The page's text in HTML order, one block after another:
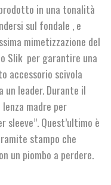
in una tonalità
sul fondale , e
mimetizzazione del
Slik per garantire una
accessorio scivola
un leader. Durante il
madre per
Quest’ultimo è
stampo che
un piombo a perdere.